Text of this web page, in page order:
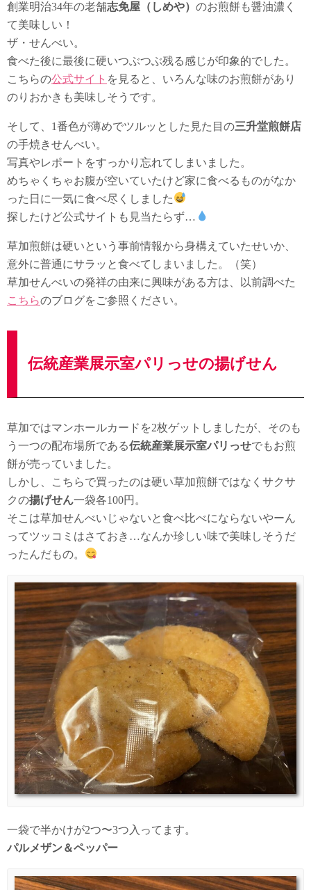
創業明治34年の老舗志免屋（しめや） のお煎餅も醤油濃く
て美味しい！
ザ・せんべい。
食べた後に最後に硬いつぶつぶ残る感じが印象的でした。
こちらの公式サイト を見ると、いろんな味のお煎餅があり
のりおかきも美味しそうです。
そして、1番色が薄めでツルッとした見た目の三升堂煎餅店
の手焼きせんべい。
写真やレポートをすっかり忘れてしまいました。
めちゃくちゃお腹が空いていたけど家に食べるものがなか
った日に一気に食べ尽くしました
探したけど公式サイトも見当たらず…
草加煎餅は硬いという事前情報から身構えていたせいか、
意外に普通にサラッと食べてしまいました。（笑）
草加せんべいの発祥の由来に興味がある方は、以前調べた
こちらのブログをご参照ください。
伝統産業展示室パリっせの揚げせん
草加ではマンホールカードを2枚ゲットしましたが、そのも
う一つの配布場所である伝統産業展示室パリっせでもお煎
餅が売っていました。
しかし、こちらで買ったのは硬い草加煎餅ではなくサクサ
クの揚げせん一袋各100円。
そこは草加せんべいじゃないと食べ比べにならないやーん
ってツッコミはさておき…なんか珍しい味で美味しそうだ
ったんだもの。
一袋で半かけが2つ〜3つ入ってます。
パルメザン＆ペッパー